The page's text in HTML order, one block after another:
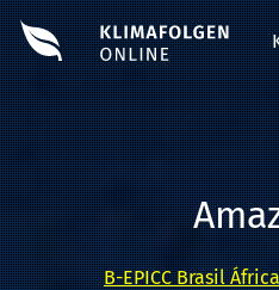
<<<<<<< HEAD#EDIT#
B-EPICC Brasil